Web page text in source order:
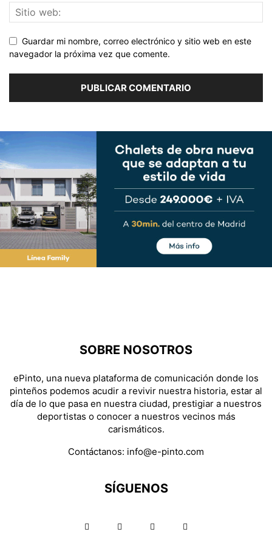
Guardar mi nombre, correo electrónico y sitio web en este
navegador la próxima vez que comente.
SOBRE NOSOTROS
ePinto, una nueva plataforma de comunicación donde los
pinteños podemos acudir a revivir nuestra historia, estar al
día de lo que pasa en nuestra ciudad, prestigiar a nuestros
deportistas o conocer a nuestros vecinos más
carismáticos.
Contáctanos: info@e-pinto.com
SÍGUENOS